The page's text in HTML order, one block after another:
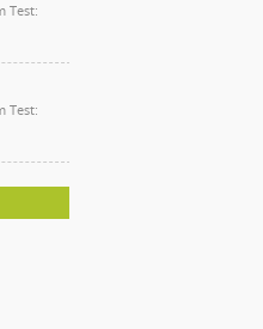
Test:
Test: